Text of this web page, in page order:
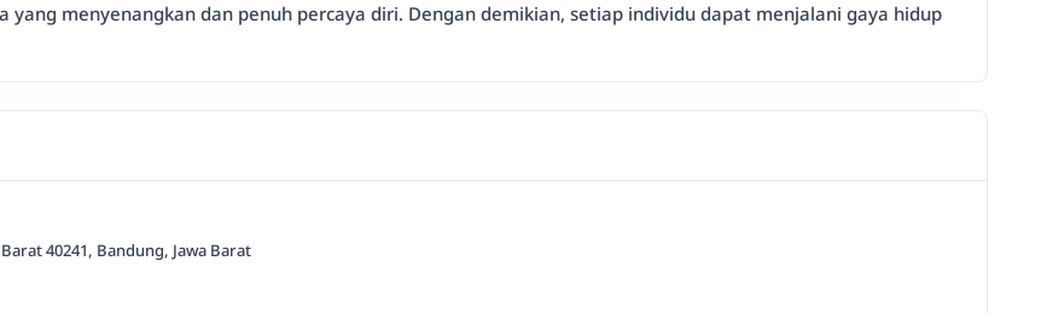
menyenangkan dan penuh percaya diri. Dengan demikian, setiap individu dapat menjalani gaya hidup
40241, Bandung, Jawa Barat